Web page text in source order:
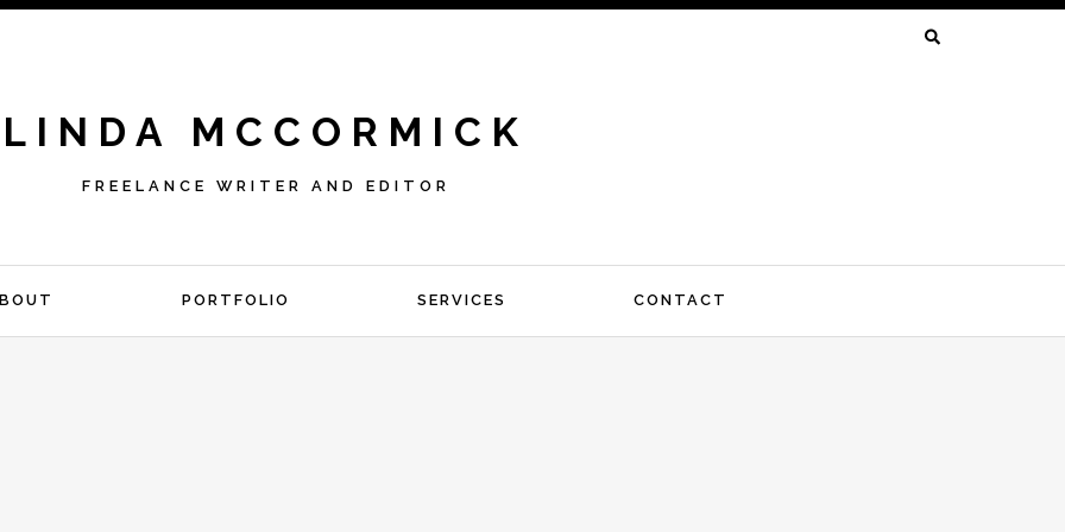
LINDA MCCORMICK
FREELANCE WRITER AND EDITOR
PORTFOLIO SERVICES CONTACT